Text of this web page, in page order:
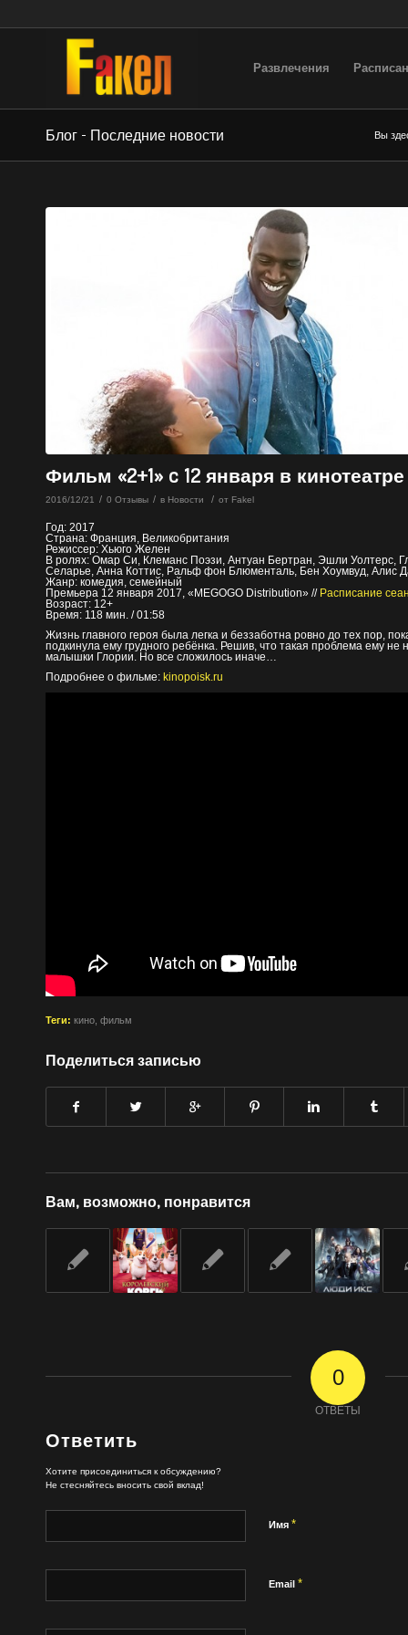
Развлечения
Блог - Последние новости Вы
Фильм «2+1» c 12 января в кинотеатре
2016/12/21 / 0 Отзывы / в Новости / от Fakel
Год: 2017
Страна: Франция, Великобритания
Режиссер: Хьюго Желен
В ролях: Омар Си, Клеманс Поэзи, Антуан Бертран, Эшли Уолтерс,
Селарье, Анна Коттис, Ральф фон Блюменталь, Бен Хоумвуд, Алис
Жанр: комедия, семейный
Премьера 12 января 2017, «MEGOGO Distribution» // Расписание
Возраст: 12+
Время: 118 мин. / 01:58
Жизнь главного героя была легка и беззаботна ровно до тех пор,
подкинула ему грудного ребёнка. Решив, что такая проблема ему не
малышки Глории. Но все сложилось иначе…
Подробнее о фильме: kinopoisk.ru
Теги: кино фильм
Поделиться записью
Вам, возможно, понравится
0
ОТВЕТЫ
Ответить
Хотите присоединиться к обсуждению?
Не стесняйтесь вносить свой вклад!
Имя *
Email *